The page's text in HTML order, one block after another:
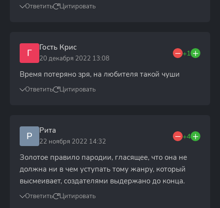
Ответить Цитировать
Г Гость Крис
20 декабря 2022 13:08
+1
Время потеряно зря, на любителя такой чуши
Ответить Цитировать
Р Рита
22 ноября 2022 14:32
+4
Золотое правило пародии, гласящее, что она не
должна ни в чем уступать тому жанру, который
высмеивает, создателями выдержано до конца.
Ответить Цитировать